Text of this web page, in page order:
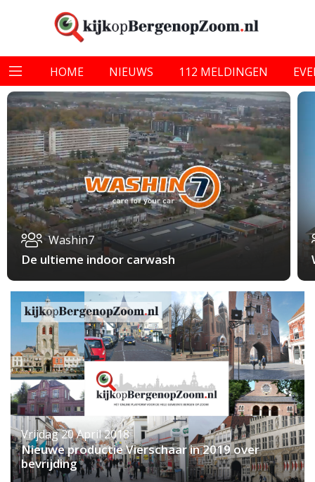
HOME NIEUWS 112 MELDINGEN
Washin7
De ultieme indoor carwash
Vrijdag 20 April 2018
Nieuwe productie Vierschaar in 2019 over
bevrijding